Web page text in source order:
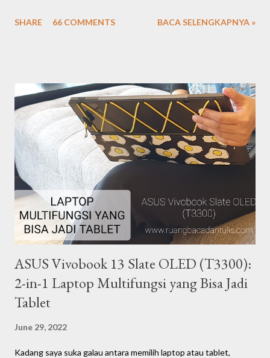
kesetaraan hak. Kini para perempuan berhasil mengukir berbagai
berbagai kegiatan seperti pertunjukan seni, konferensi, kegiatan
amal, kampanye, hingga pawai. Perempuan terlepas dari seorang
ibu rumah tangga, pebisnis, atau pekerja, menurut saya mereka
adalah manusia-manusia yang memiliki peran penting dalam
segala lini kehidupan. Saya percaya ada banyak perempuan yang
menginspirasi di sekitar kita. Dengan latar belakang tersebut,
dalam rangka syukuran 4 tahun blog Ze...
SHARE 66 COMMENTS BACA SELENGKAPNYA »
ASUS Vivobook 13 Slate OLED (T3300):
2-in-1 Laptop Multifungsi yang Bisa Jadi
Tablet
June 29, 2022
Kadang saya suka galau antara memilih laptop atau tablet,